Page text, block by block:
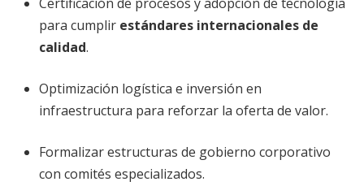
para cumplir estándares internacionales de
calidad.
Optimización logística e inversión en
infraestructura para reforzar la oferta de valor.
Formalizar estructuras de gobierno corporativo
con comités especializados.